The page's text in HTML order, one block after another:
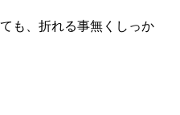
も、折れる事無くしっか